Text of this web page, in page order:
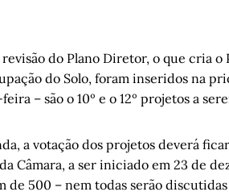
do Plano Diretor, o que cria o
do Solo, foram inseridos na
– são o 10º e o 12º projetos a
a votação dos projetos deverá
Câmara, a ser iniciado em 23 de
de 500 – nem todas serão discutidas